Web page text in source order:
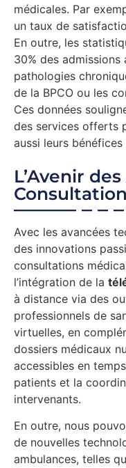
médicales. Par
un taux de
En outre, les
30% des
pathologies
de la BPCO ou les
Ces données
des services offerts
aussi leurs
L’Avenir
Avec les avancées
des innovations
consultations
l’intégration de la
à distance via des
professionnels de
virtuelles, en
dossiers médicaux
accessibles en
patients et la
intervenants.
En outre, nous
de nouvelles
ambulances, telles